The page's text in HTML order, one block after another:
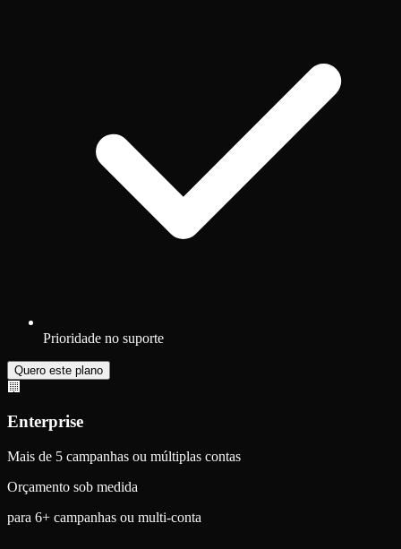
Prioridade no suporte
Quero este plano
🏢
Enterprise
Mais de 5 campanhas ou múltiplas contas
Orçamento sob medida
para 6+ campanhas ou multi-conta